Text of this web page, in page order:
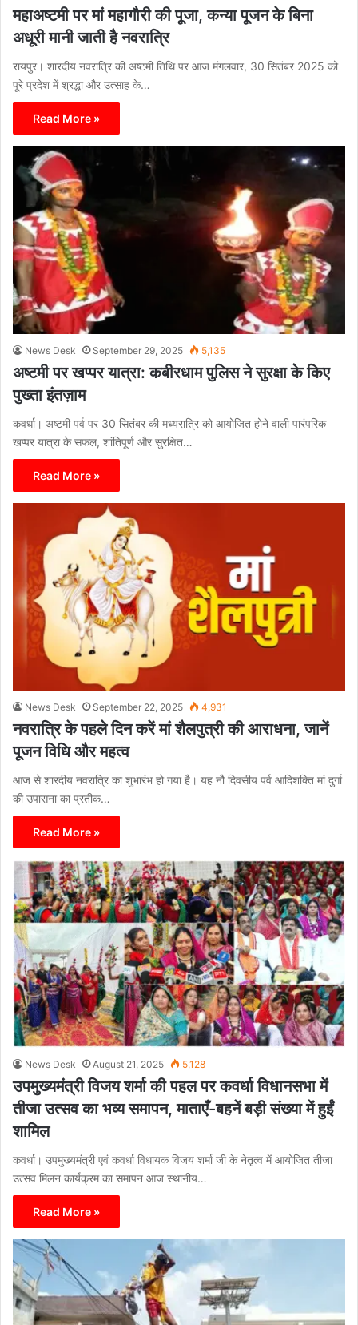
महाअष्टमी पर मां महागौरी की पूजा, कन्या पूजन के बिना
अधूरी मानी जाती है नवरात्रि
रायपुर। शारदीय नवरात्रि की अष्टमी तिथि पर आज मंगलवार, 30 सितंबर 2025 को
पूरे प्रदेश में श्रद्धा और उत्साह के…
Read More »
News Desk September 29, 2025 5,135
अष्टमी पर खप्पर यात्रा: कबीरधाम पुलिस ने सुरक्षा के किए
पुख्ता इंतज़ाम
कवर्धा। अष्टमी पर्व पर 30 सितंबर की मध्यरात्रि को आयोजित होने वाली पारंपरिक
खप्पर यात्रा के सफल, शांतिपूर्ण और सुरक्षित…
Read More »
News Desk September 22, 2025 4,931
नवरात्रि के पहले दिन करें मां शैलपुत्री की आराधना, जानें
पूजन विधि और महत्व
आज से शारदीय नवरात्रि का शुभारंभ हो गया है। यह नौ दिवसीय पर्व आदिशक्ति मां दुर्गा
की उपासना का प्रतीक…
Read More »
News Desk August 21, 2025 5,128
उपमुख्यमंत्री विजय शर्मा की पहल पर कवर्धा विधानसभा में
तीजा उत्सव का भव्य समापन, माताएँ-बहनें बड़ी संख्या में हुईं
शामिल
कवर्धा। उपमुख्यमंत्री एवं कवर्धा विधायक विजय शर्मा जी के नेतृत्व में आयोजित तीजा
उत्सव मिलन कार्यक्रम का समापन आज स्थानीय…
Read More »